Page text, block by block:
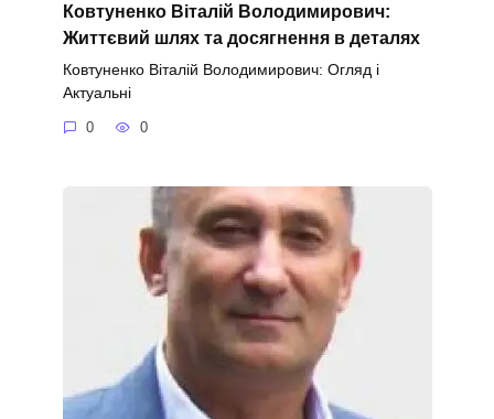
Ковтуненко Віталій Володимирович:
Життєвий шлях та досягнення в деталях
Ковтуненко Віталій Володимирович: Огляд і
Актуальні
0 0